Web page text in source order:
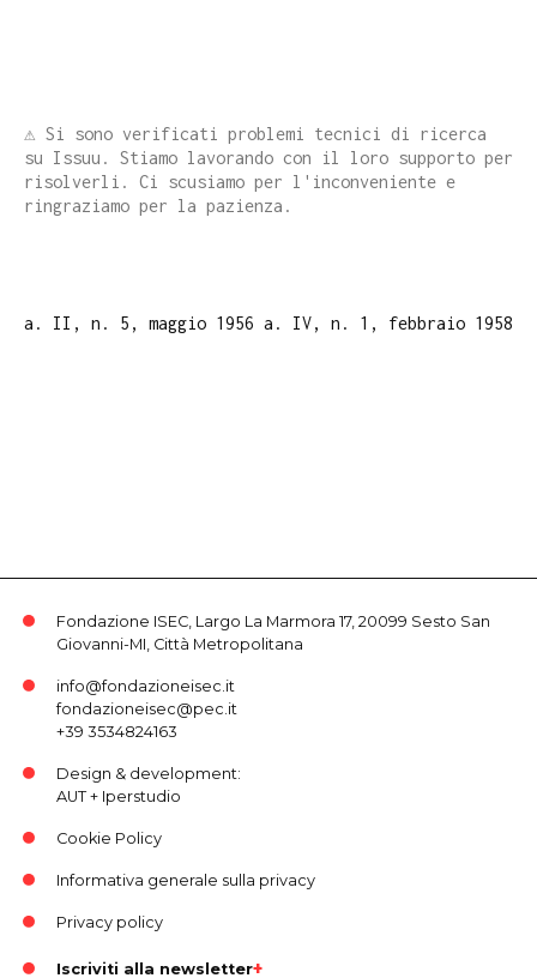
⚠️ Si sono verificati problemi tecnici di ricerca
su Issuu. Stiamo lavorando con il loro supporto per
risolverli. Ci scusiamo per l'inconveniente e
ringraziamo per la pazienza.
a. II, n. 5, maggio 1956 a. IV, n. 1, febbraio 1958
Fondazione ISEC, Largo La Marmora 17, 20099 Sesto San
Giovanni-MI, Città Metropolitana
info@fondazioneisec.it
fondazioneisec@pec.it
+39 3534824163
Design & development:
AUT+ Iperstudio
Cookie Policy
Informativa generale sulla privacy
Privacy policy
Iscriviti alla newsletter